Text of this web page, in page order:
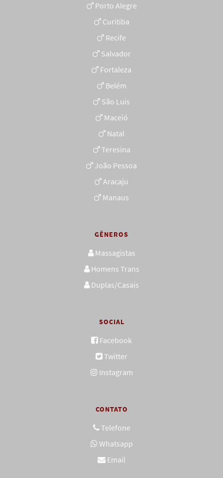
Porto Alegre
Curitiba
Recife
Salvador
Fortaleza
Belém
São Luis
Maceió
Natal
Teresina
João Pessoa
Aracaju
Manaus
GÊNEROS
Massagistas
Homens Trans
Duplas/Casais
SOCIAL
Facebook
Twitter
Instagram
CONTATO
Telefone
Whatsapp
Email